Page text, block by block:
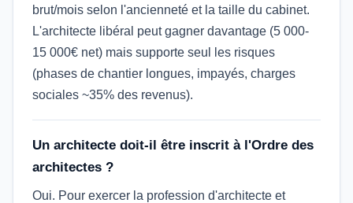
brut/mois selon l'ancienneté et la taille du cabinet.
L'architecte libéral peut gagner davantage (5 000-
15 000€ net) mais supporte seul les risques
(phases de chantier longues, impayés, charges
sociales ~35% des revenus).
Un architecte doit-il être inscrit à l'Ordre des
architectes ?
Oui. Pour exercer la profession d'architecte et